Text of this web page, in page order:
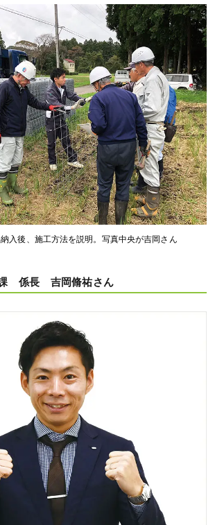
入後、施工方法を説明。写真中央が吉岡さん
係長 吉岡脩祐さん